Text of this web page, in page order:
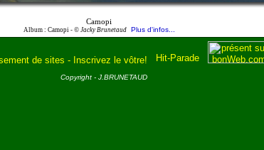
Camopi
Album : Camopi - © Jacky Brunetaud Plus d'infos...
Copyright - J.BRUNETAUD